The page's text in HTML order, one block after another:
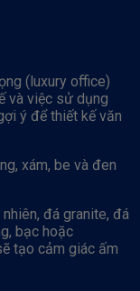
(luxury office)
và việc sử dụng
ý để thiết kế văn
xám, be và đen
đá granite, đá
bạc hoặc
tạo cảm giác ấm